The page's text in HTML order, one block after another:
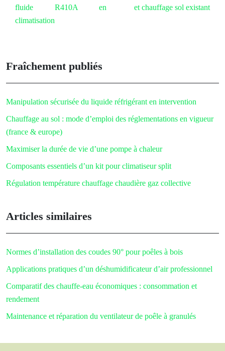
fluide R410A en
climatisation
et chauffage sol existant
Fraîchement publiés
Manipulation sécurisée du liquide réfrigérant en intervention
Chauffage au sol : mode d’emploi des réglementations en vigueur
(france & europe)
Maximiser la durée de vie d’une pompe à chaleur
Composants essentiels d’un kit pour climatiseur split
Régulation température chauffage chaudière gaz collective
Articles similaires
Normes d’installation des coudes 90° pour poêles à bois
Applications pratiques d’un déshumidificateur d’air professionnel
Comparatif des chauffe-eau économiques : consommation et
rendement
Maintenance et réparation du ventilateur de poêle à granulés